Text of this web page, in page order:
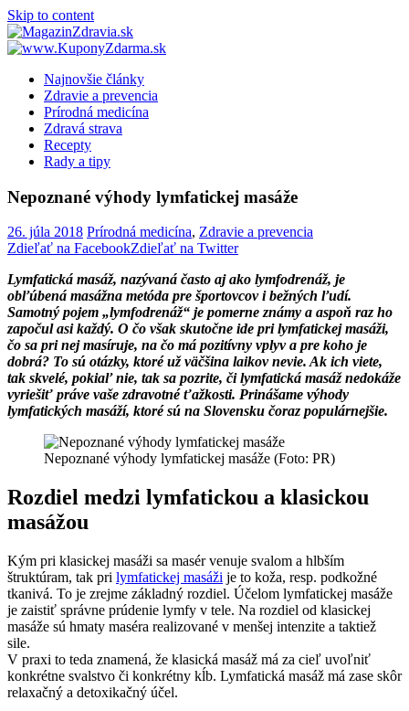
Skip to content
Najnovšie články
Zdravie a prevencia
Prírodná medicína
Zdravá strava
Recepty
Rady a tipy
Nepoznané výhody lymfatickej masáže
26. júla 2018 Prírodná medicína, Zdravie a prevencia
Zdieľať na FacebookZdieľať na Twitter
Lymfatická masáž, nazývaná často aj ako lymfodrenáž, je
obľúbená masážna metóda pre športovcov i bežných ľudí.
Samotný pojem „lymfodrenáž“ je pomerne známy a aspoň raz ho
započul asi každý. O čo však skutočne ide pri lymfatickej masáži,
čo sa pri nej masíruje, na čo má pozitívny vplyv a pre koho je
dobrá? To sú otázky, ktoré už väčšina laikov nevie. Ak ich viete,
tak skvelé, pokiaľ nie, tak sa pozrite, či lymfatická masáž nedokáže
vyriešiť práve vaše zdravotné ťažkosti. Prinášame výhody
lymfatických masáží, ktoré sú na Slovensku čoraz populárnejšie.
Nepoznané výhody lymfatickej masáže (Foto: PR)
Rozdiel medzi lymfatickou a klasickou
masážou
Kým pri klasickej masáži sa masér venuje svalom a hlbším
štruktúram, tak pri lymfatickej masáži je to koža, resp. podkožné
tkanivá. To je zrejme základný rozdiel. Účelom lymfatickej masáže
je zaistiť správne prúdenie lymfy v tele. Na rozdiel od klasickej
masáže sú hmaty maséra realizované v menšej intenzite a taktiež
sile.
V praxi to teda znamená, že klasická masáž má za cieľ uvoľniť
konkrétne svalstvo či konkrétny kĺb. Lymfatická masáž má zase skôr
relaxačný a detoxikačný účel.